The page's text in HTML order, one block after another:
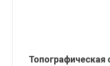
Топографическая